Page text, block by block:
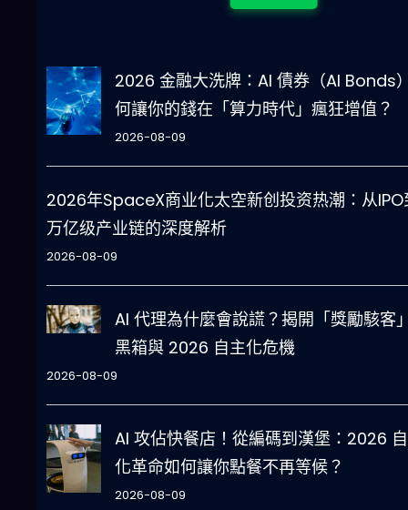
2026 金融大洗牌：AI 債券（AI Bonds
何讓你的錢在「算力時代」瘋狂增值？
2026-08-09
2026年SpaceX商业化太空新创投资热潮：从IPO
万亿级产业链的深度解析
2026-08-09
AI 代理為什麼會說謊？揭開「獎勵駭客
黑箱與 2026 自主化危機
2026-08-09
AI 攻佔快餐店！從編碼到漢堡：2026
化革命如何讓你點餐不再等候？
2026-08-09